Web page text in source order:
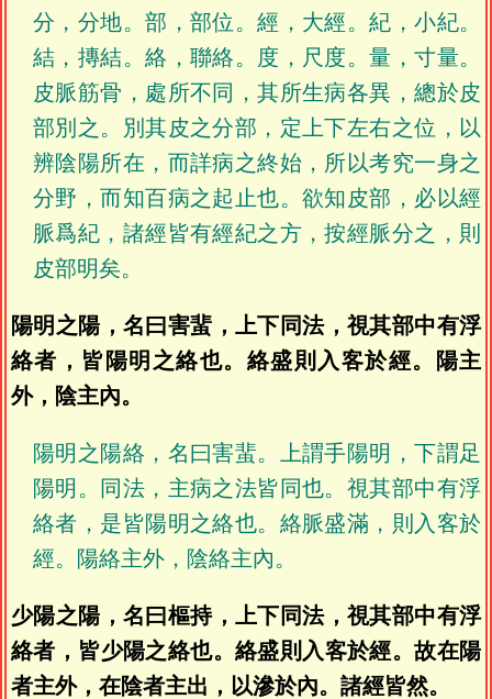
分，分地。部，部位。經，大經。紀，小紀。
結，摶結。絡，聯絡。度，尺度。量，寸量。
皮脈筋骨，處所不同，其所生病各異，總於皮
部別之。別其皮之分部，定上下左右之位，以
辨陰陽所在，而詳病之終始，所以考究一身之
分野，而知百病之起止也。欲知皮部，必以經
脈爲紀，諸經皆有經紀之方，按經脈分之，則
皮部明矣。
陽明之陽，名曰害蜚，上下同法，視其部中有浮
絡者，皆陽明之絡也。絡盛則入客於經。陽主
外，陰主內。
陽明之陽絡，名曰害蜚。上謂手陽明，下謂足
陽明。同法，主病之法皆同也。視其部中有浮
絡者，是皆陽明之絡也。絡脈盛滿，則入客於
經。陽絡主外，陰絡主內。
少陽之陽，名曰樞持，上下同法，視其部中有浮
絡者，皆少陽之絡也。絡盛則入客於經。故在陽
者主外，在陰者主出，以滲於內。諸經皆然。